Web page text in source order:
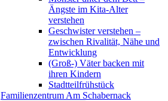
Ängste im Kita-Alter
verstehen
Geschwister verstehen –
zwischen Rivalität, Nähe und
Entwicklung
(Groß-) Väter backen mit
ihren Kindern
Stadtteilfrühstück
Familienzentrum Am Schabernack